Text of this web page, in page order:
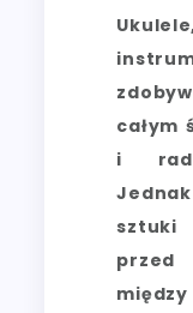
całym
i
sztuki
przed